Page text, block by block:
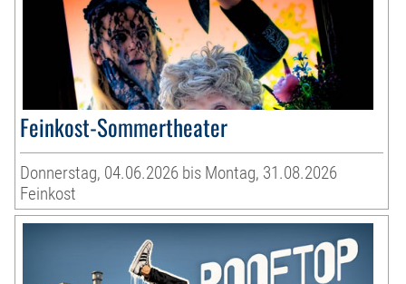
Feinkost-Sommertheater
Donnerstag, 04.06.2026 bis Montag, 31.08.2026
Feinkost